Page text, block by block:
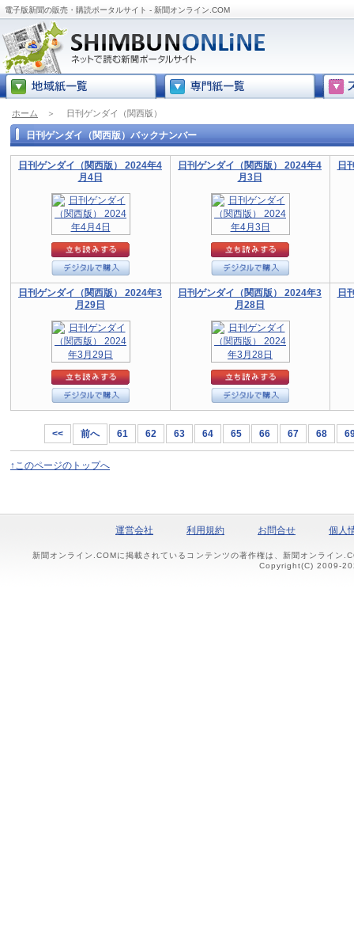
電子版新聞の販売・購読ポータルサイト - 新聞オンライン.COM
ホーム ＞ 日刊ゲンダイ（関西版）
日刊ゲンダイ（関西版）バックナンバー
日刊ゲンダイ（関西版） 2024年4
月4日
日刊ゲンダイ（関西版） 2024年4
月3日
日
日刊ゲンダイ（関西版） 2024年3
月29日
日刊ゲンダイ（関西版） 2024年3
月28日
日
<< 前へ 61 62 63 64 65 66 67 68
↑このページのトップへ
運営会社 利用規約 お問合せ 個人
新聞オンライン.COMに掲載されているコンテンツの著作権は、新聞オンライン
Copyright(C) 2009-